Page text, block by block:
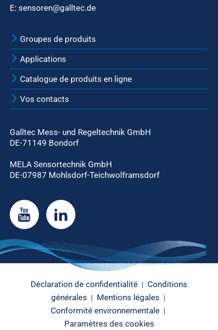
E: sensoren@galltec.de
Groupes de produits
Applications
Catalogue de produits en ligne
Vos contacts
Galltec Mess- und Regeltechnik GmbH
DE-71149 Bondorf
MELA Sensortechnik GmbH
DE-07987 Mohlsdorf-Teichwolframsdorf
Déclaration de confidentialité | Conditions
générales | Mentions légales |
Conformité environnementale |
Paramètres des cookies